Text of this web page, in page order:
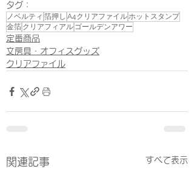
タグ：
ノベルティ 箔押し A4クリアファイルホットスタンプ
金箔 クリアフィアル ゴールデンアワー
定番商品
文房具・オフィスグッズ
クリアファイル
関連記事 すべて表示